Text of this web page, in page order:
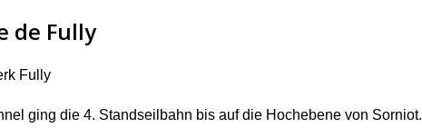
de Fully
Fully
ging die 4. Standseilbahn bis auf die Hochebene von Sorniot.